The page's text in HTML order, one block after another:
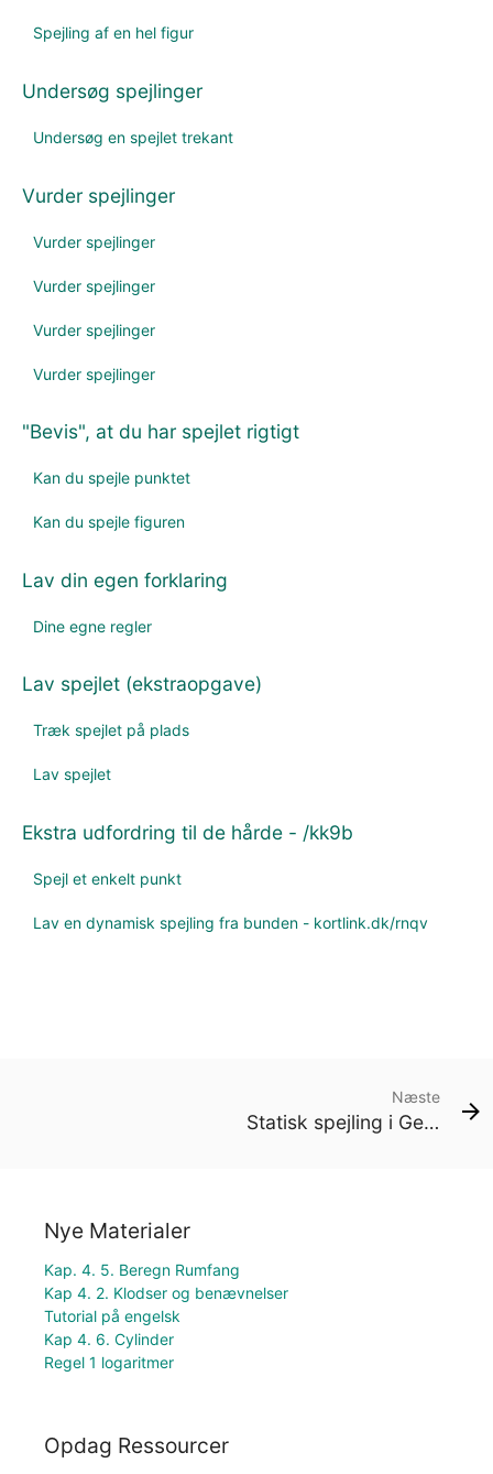
Spejling af en hel figur
Undersøg spejlinger
Undersøg en spejlet trekant
Vurder spejlinger
Vurder spejlinger
Vurder spejlinger
Vurder spejlinger
Vurder spejlinger
"Bevis", at du har spejlet rigtigt
Kan du spejle punktet
Kan du spejle figuren
Lav din egen forklaring
Dine egne regler
Lav spejlet (ekstraopgave)
Træk spejlet på plads
Lav spejlet
Ekstra udfordring til de hårde - /kk9b
Spejl et enkelt punkt
Lav en dynamisk spejling fra bunden - kortlink.dk/rnqv
Næste
Statisk spejling i GeoGebra
Nye Materialer
Kap. 4. 5. Beregn Rumfang
Kap 4. 2. Klodser og benævnelser
Tutorial på engelsk
Kap 4. 6. Cylinder
Regel 1 logaritmer
Opdag Ressourcer